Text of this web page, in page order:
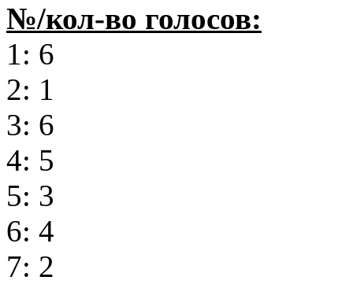
№/кол-во голосов:
1: 6
2: 1
3: 6
4: 5
5: 3
6: 4
7: 2